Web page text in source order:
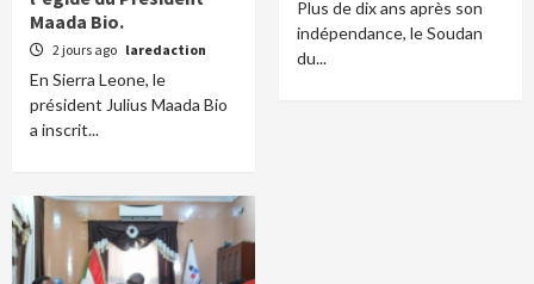
Maada Bio.
2 jours ago laredaction
En Sierra Leone, le
président Julius Maada Bio
a inscrit...
Plus de dix ans après son
indépendance, le Soudan
du...